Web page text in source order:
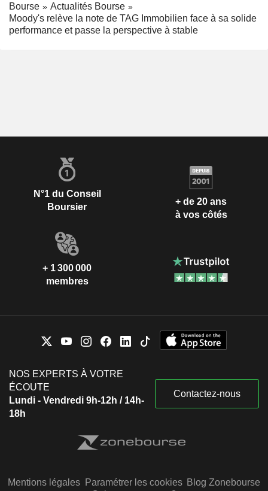
Bourse
Actualités Bourse
Moody's relève la note de TAG Immobilien face à sa solide
performance et passe la perspective à stable
N°1 du Conseil
Boursier
+ de 20 ans
à vos côtés
+ 1 300 000
membres
NOS EXPERTS À VOTRE
ÉCOUTE
Lundi - Vendredi 9h-12h / 14h-
18h
Contactez-nous
Mentions légales Paramétrer les cookies Blog Zonebourse